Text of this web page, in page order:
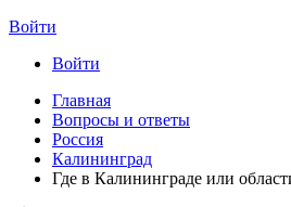
Войти
Войти
Главная
Вопросы и ответы
Россия
Калининград
Где в Калининграде или